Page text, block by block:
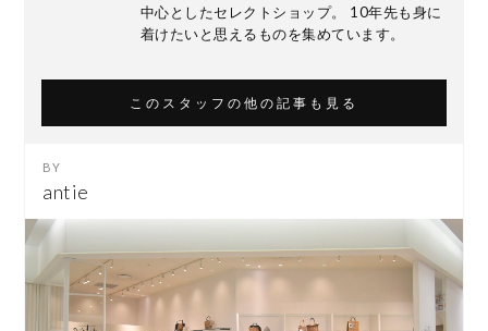
中心としたセレクトショップ。 10年先も身に
着けたいと思えるものを集めています。
このスタッフの他の記事も見る
antie